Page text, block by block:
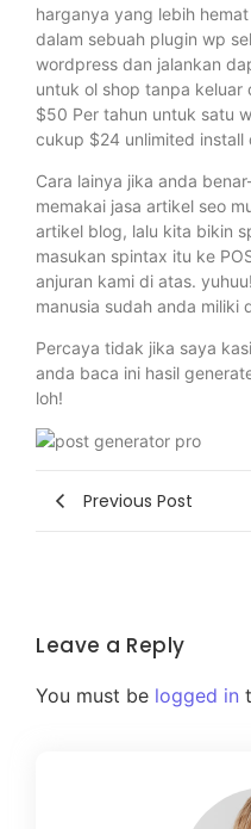
harganya yang lebih
dalam sebuah plugin wp
wordpress dan jalankan
untuk ol shop tanpa keluar
$50 Per tahun untuk satu
cukup $24 unlimited install
Cara lainya jika anda
memakai jasa artikel seo
artikel blog, lalu kita bikin
masukan spintax itu ke
anjuran kami di atas.
manusia sudah anda miliki
Percaya tidak jika saya
anda baca ini hasil
loh!
Previous Post
Leave a Reply
You must be logged in